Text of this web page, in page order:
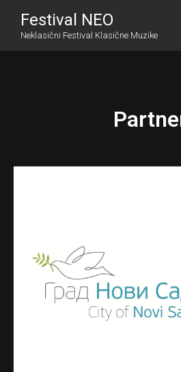
Festival NEO
Neklasični Festival Klasične Muzike